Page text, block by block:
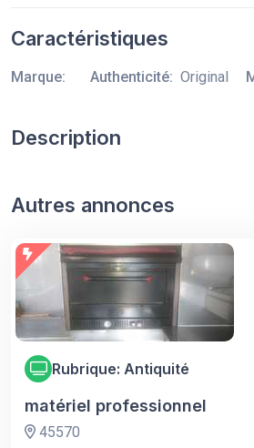
Caractéristiques
Marque: Authenticité: Original
Description
Autres annonces
Rubrique: Antiquité
matériel professionnel
45570